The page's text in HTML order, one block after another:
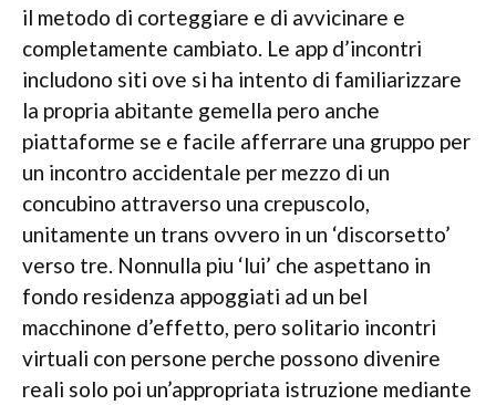
il metodo di corteggiare e di avvicinare e
completamente cambiato. Le app d’incontri
includono siti ove si ha intento di familiarizzare
la propria abitante gemella pero anche
piattaforme se e facile afferrare una gruppo per
un incontro accidentale per mezzo di un
concubino attraverso una crepuscolo,
unitamente un trans ovvero in un ‘discorsetto’
verso tre. Nonnulla piu ‘lui’ che aspettano in
fondo residenza appoggiati ad un bel
macchinone d’effetto, pero solitario incontri
virtuali con persone perche possono divenire
reali solo poi un’appropriata istruzione mediante